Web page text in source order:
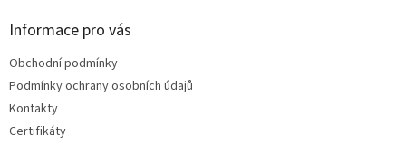
Informace pro vás
Obchodní podmínky
Podmínky ochrany osobních údajů
Kontakty
Certifikáty